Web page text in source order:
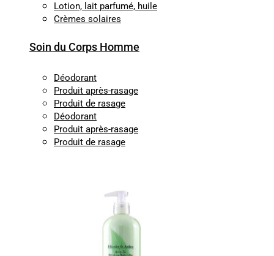
Lotion, lait parfumé, huile
Crèmes solaires
Soin du Corps Homme
Déodorant
Produit après-rasage
Produit de rasage
Déodorant
Produit après-rasage
Produit de rasage